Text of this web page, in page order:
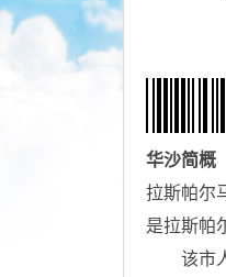
华沙简概
拉斯帕尔
是拉斯帕
该市人